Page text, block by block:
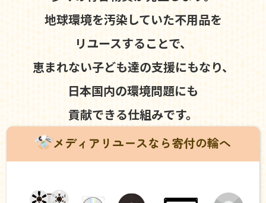
地球環境を汚染していた不用品を
リユースすることで、
恵まれない子ども達の支援にもなり、
日本国内の環境問題にも
貢献できる仕組みです。
メディアリユースなら寄付の輪へ